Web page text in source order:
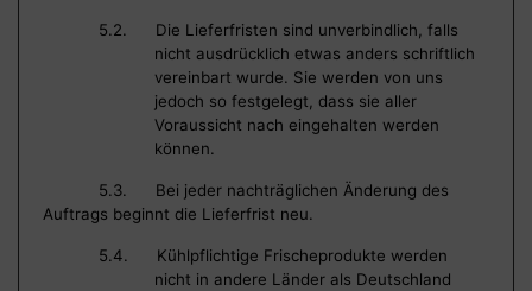
5.2. Die Lieferfristen sind unverbindlich, falls
nicht ausdrücklich etwas anders schriftlich
vereinbart wurde. Sie werden von uns
jedoch so festgelegt, dass sie aller
Voraussicht nach eingehalten werden
können.
5.3. Bei jeder nachträglichen Änderung des
Auftrags beginnt die Lieferfrist neu.
5.4. Kühlpflichtige Frischeprodukte werden
nicht in andere Länder als Deutschland